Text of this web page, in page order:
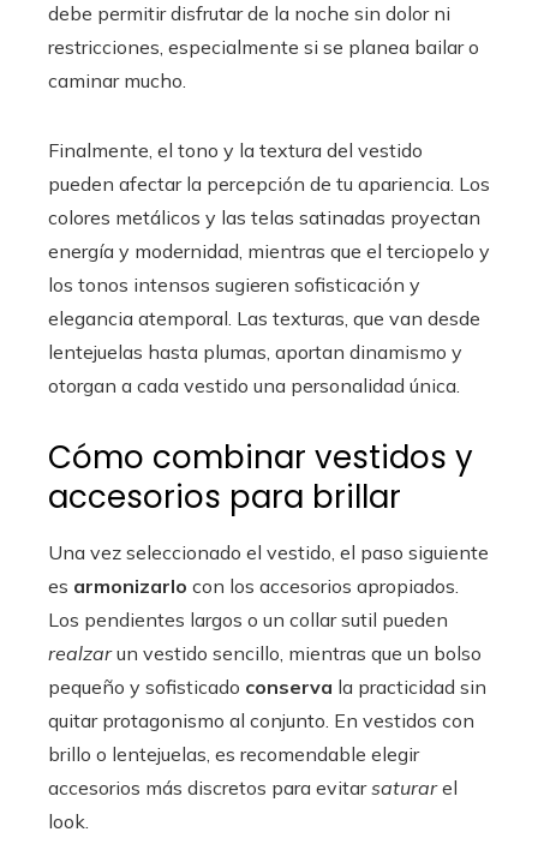
debe permitir disfrutar de la noche sin dolor ni
restricciones, especialmente si se planea bailar o
caminar mucho.
Finalmente, el tono y la textura del vestido
pueden afectar la percepción de tu apariencia. Los
colores metálicos y las telas satinadas proyectan
energía y modernidad, mientras que el terciopelo y
los tonos intensos sugieren sofisticación y
elegancia atemporal. Las texturas, que van desde
lentejuelas hasta plumas, aportan dinamismo y
otorgan a cada vestido una personalidad única.
Cómo combinar vestidos y
accesorios para brillar
Una vez seleccionado el vestido, el paso siguiente
es armonizarlo con los accesorios apropiados.
Los pendientes largos o un collar sutil pueden
realzarun vestido sencillo, mientras que un bolso
pequeño y sofisticado conserva la practicidad sin
quitar protagonismo al conjunto. En vestidos con
brillo o lentejuelas, es recomendable elegir
accesorios más discretos para evitarsaturarel
look.